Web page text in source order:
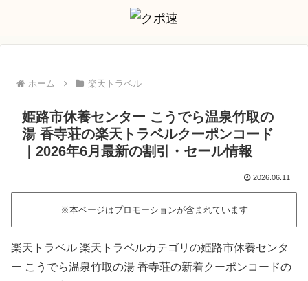
ホーム 楽天トラベル
姫路市休養センター こうでら温泉竹取の
湯 香寺荘の楽天トラベルクーポンコード
｜2026年6月最新の割引・セール情報
2026.06.11
※本ページはプロモーションが含まれています
楽天トラベル 楽天トラベルカテゴリの姫路市休養センタ
ー こうでら温泉竹取の湯 香寺荘の新着クーポンコードの